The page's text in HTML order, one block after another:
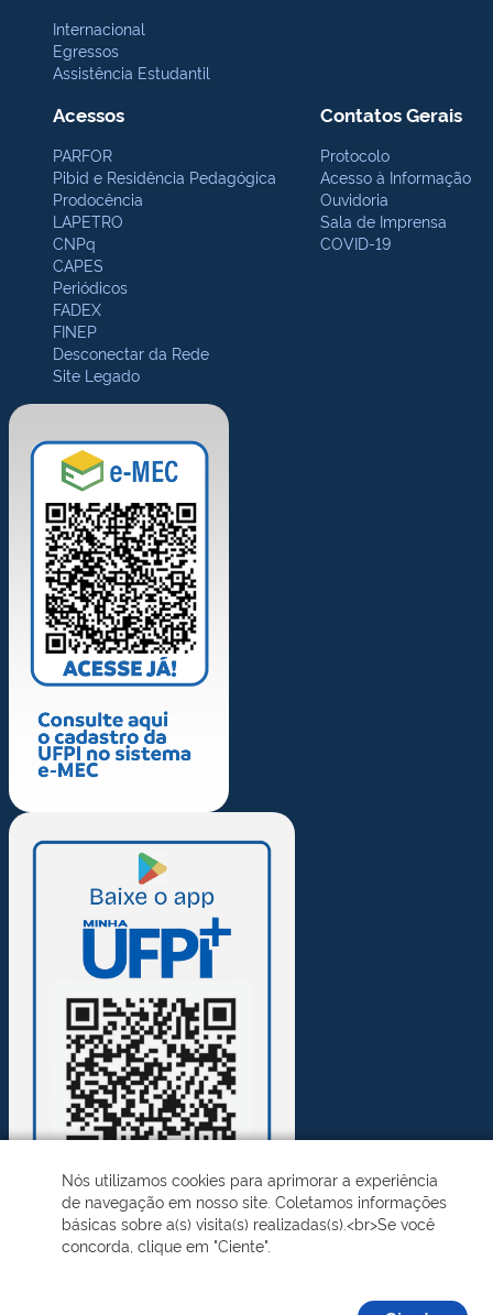
Internacional
Egressos
Assistência Estudantil
Acessos
PARFOR
Pibid e Residência Pedagógica
Prodocência
LAPETRO
CNPq
CAPES
Periódicos
FADEX
FINEP
Desconectar da Rede
Site Legado
Contatos Gerais
Protocolo
Acesso à Informação
Ouvidoria
Sala de Imprensa
COVID-19
Nós utilizamos cookies para aprimorar a experiência
de navegação em nosso site. Coletamos informações
básicas sobre a(s) visita(s) realizadas(s).<br>Se você
concorda, clique em "Ciente".